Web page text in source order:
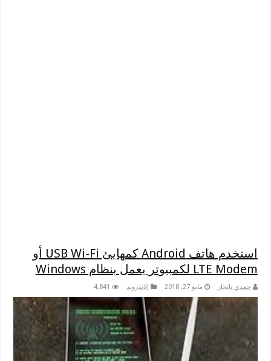
استخدم هاتف Android كمهايئ USB Wi-Fi أو
LTE Modem لكمبيوتر يعمل بنظام Windows
حمدي بانجار مايو 27, 2018 الاندرويد 4,841